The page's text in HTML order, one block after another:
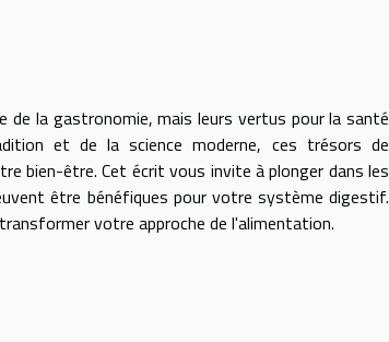
la gastronomie, mais leurs vertus pour la santé
et de la science moderne, ces trésors de
bien-être. Cet écrit vous invite à plonger dans les
être bénéfiques pour votre système digestif.
votre approche de l'alimentation.